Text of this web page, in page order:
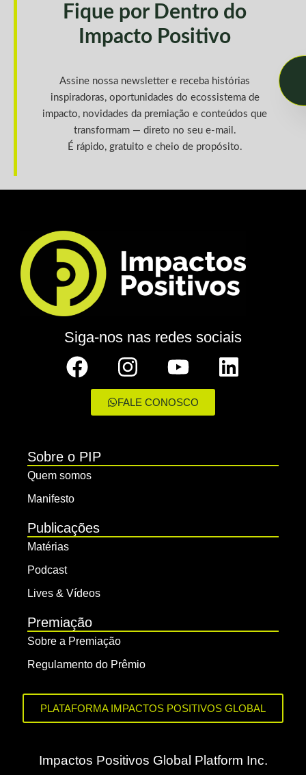
Fique por Dentro do
Impacto Positivo
Assine nossa newsletter e receba histórias
inspiradoras, oportunidades do ecossistema de
impacto, novidades da premiação e conteúdos que
transformam — direto no seu e-mail.
É rápido, gratuito e cheio de propósito.
Siga-nos nas redes sociais
FALE CONOSCO
Sobre o PIP
Quem somos
Manifesto
Publicações
Matérias
Podcast
Lives & Vídeos
Premiação
Sobre a Premiação
Regulamento do Prêmio
PLATAFORMA IMPACTOS POSITIVOS GLOBAL
Impactos Positivos Global Platform Inc.